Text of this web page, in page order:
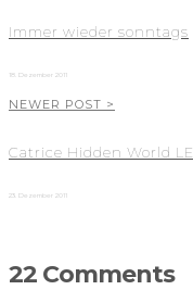
Immer wieder sonntags
18. Dezember 2011
NEWER POST >
Catrice Hidden World LE
23. Dezember 2011
22 Comments